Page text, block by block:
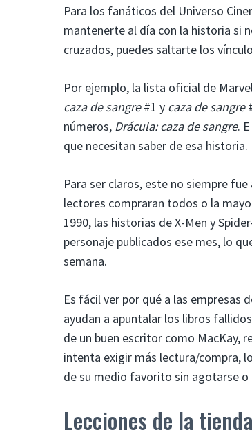
Para los fanáticos del Universo
mantenerte al día con la historia si
cruzados, puedes saltarte los
Por ejemplo, la lista oficial de
caza de sangre#1 y caza de sangre
números, Drácula: caza de sangre.
que necesitan saber de esa historia.
Para ser claros, este no siempre
lectores compraran todos o la
1990, las historias de X-Men y
personaje publicados ese mes, lo
semana.
Es fácil ver por qué a las empresas
ayudan a apuntalar los libros
de un buen escritor como MacKay,
intenta exigir más lectura/compra,
de su medio favorito sin agotarse o
Lecciones de la